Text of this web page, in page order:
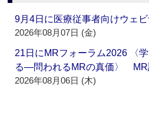
9月4日に医療従事者向けウェ
2026年08月07日 (金)
21日にMRフォーラム2026 〈
る―問われるMRの真価〉 MR
2026年08月06日 (木)